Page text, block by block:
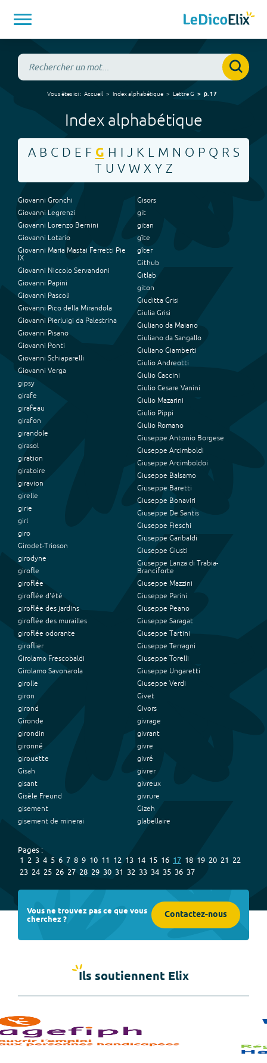
Vous êtes ici : Accueil Index alphabétique LettreG p.17
Index alphabétique
A B C D E F G H I J K L M N O P Q R S
T U V W X Y Z
Giovanni Gronchi
Giovanni Legrenzi
Giovanni Lorenzo Bernini
Giovanni Lotario
Giovanni Maria Mastai Ferretti Pie
IX
Giovanni Niccolo Servandoni
Giovanni Papini
Giovanni Pascoli
Giovanni Pico della Mirandola
Giovanni Pierluigi da Palestrina
Giovanni Pisano
Giovanni Ponti
Giovanni Schiaparelli
Giovanni Verga
gipsy
girafe
girafeau
girafon
girandole
girasol
giration
giratoire
giravion
girelle
girie
girl
giro
Girodet-Trioson
girodyne
girofle
giroflée
giroflée d'été
giroflée des jardins
giroflée des murailles
giroflée odorante
giroflier
Girolamo Frescobaldi
Girolamo Savonarola
girolle
giron
girond
Gironde
girondin
gironné
girouette
Gisah
gisant
Gisèle Freund
gisement
gisement de minerai
Gisors
git
gitan
gîte
gîter
Github
Gitlab
giton
Giuditta Grisi
Giulia Grisi
Giuliano da Maiano
Giuliano da Sangallo
Giuliano Giamberti
Giulio Andreotti
Giulio Caccini
Giulio Cesare Vanini
Giulio Mazarini
Giulio Pippi
Giulio Romano
Giuseppe Antonio Borgese
Giuseppe Arcimboldi
Giuseppe Arcimboldoi
Giuseppe Balsamo
Giuseppe Baretti
Giuseppe Bonaviri
Giuseppe De Santis
Giuseppe Fieschi
Giuseppe Garibaldi
Giuseppe Giusti
Giuseppe Lanza di Trabia-
Branciforte
Giuseppe Mazzini
Giuseppe Parini
Giuseppe Peano
Giuseppe Saragat
Giuseppe Tartini
Giuseppe Terragni
Giuseppe Torelli
Giuseppe Ungaretti
Giuseppe Verdi
Givet
Givors
givrage
givrant
givre
givré
givrer
givreux
givrure
Gizeh
glabellaire
Pages :
1 2 3 4 5 6 7 8 9 10 11 12 13 14 15 16 17 18 19 20 21 22
23 24 25 26 27 28 29 30 31 32 33 34 35 36 37
Vous ne trouvez pas ce que vous
cherchez ? Contactez-nous
Ils soutiennent Elix